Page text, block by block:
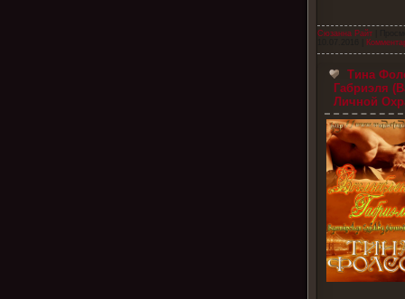
Сюзанна Райт
Тина
Габриэля
Личной